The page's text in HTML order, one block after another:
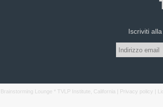
Iscriviti
Brainstorming Lounge * TVLP Institute, California | Privacy policy |